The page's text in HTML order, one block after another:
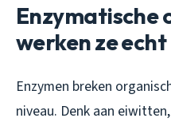
Enzymatische
werken ze echt
Enzymen breken
niveau. Denk aan